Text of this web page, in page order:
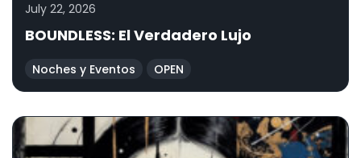
July 22, 2026
BOUNDLESS: El Verdadero Lujo
Noches y Eventos OPEN